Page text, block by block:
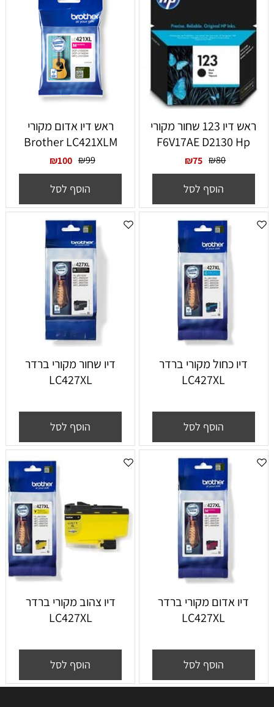
ראש דיו 123 שחור מקורי
F6V17AE D2130 Hp
₪80
₪75
הוסף לסל
‏ראש דיו אדום מקורי
Brother LC421XLM
₪99
₪100
הוסף לסל
דיו כחול מקורי ברדר
LC427XL
הוסף לסל
דיו שחור מקורי ברדר
LC427XL
הוסף לסל
דיו אדום מקורי ברדר
LC427XL
הוסף לסל
דיו צהוב מקורי ברדר
LC427XL
הוסף לסל